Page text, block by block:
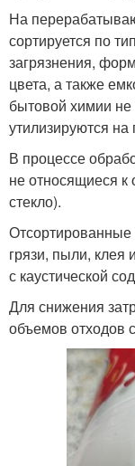
На
сортируется по
загрязнения,
цвета, а также
бытовой химии
утилизируются на
В процессе
не относящиеся к
стекло).
грязи, пыли, клея
с каустической
Для снижения
объемов отходов